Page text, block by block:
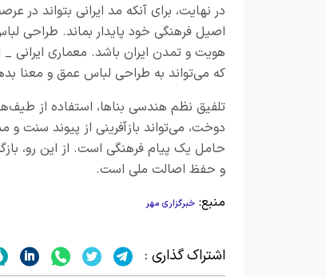
در نهایت، برای آنکه مد ایرانی بتواند
اصیل فرهنگی خود پایدار بماند. طراحی
هویت و تمدن ایران باشد. معماری ایرانی
که می‌تواند به طراحی لباس عمق و معنا
تلفیق نظم هندسی بناها، استفاده از
دوخت، می‌تواند بازآفرینی از پیوند سنت و
حامل یک پیام فرهنگی است. از این رو،
و حفظ اصالت ملی است.
منبع: خبرگزاری مهر
اشتراک گذاری :